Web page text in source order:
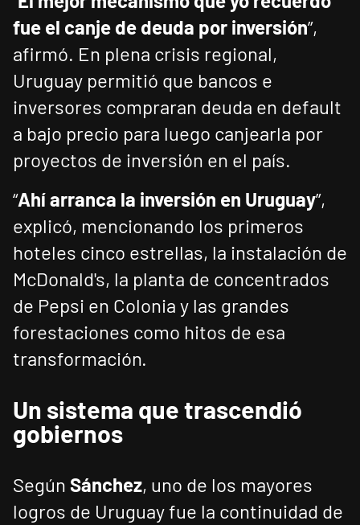
fue el canje de deuda por inversión”,
afirmó. En plena crisis regional,
Uruguay permitió que bancos e
inversores compraran deuda en default
a bajo precio para luego canjearla por
proyectos de inversión en el país.
“Ahí arranca la inversión en Uruguay”,
explicó, mencionando los primeros
hoteles cinco estrellas, la instalación de
McDonald's, la planta de concentrados
de Pepsi en Colonia y las grandes
forestaciones como hitos de esa
transformación.
Un sistema que trascendió
gobiernos
Según Sánchez, uno de los mayores
logros de Uruguay fue la continuidad de